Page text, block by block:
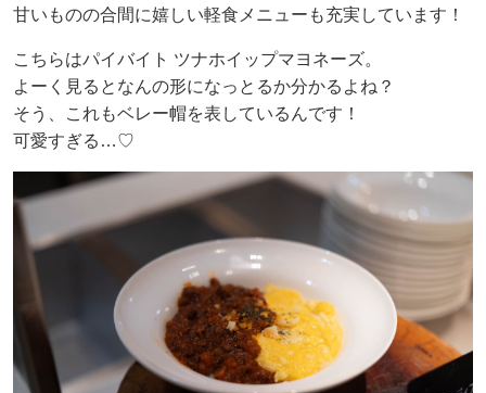
甘いものの合間に嬉しい軽食メニューも充実しています！
こちらはパイバイト ツナホイップマヨネーズ。
よーく見るとなんの形になっとるか分かるよね？
そう、これもベレー帽を表しているんです！
可愛すぎる…♡